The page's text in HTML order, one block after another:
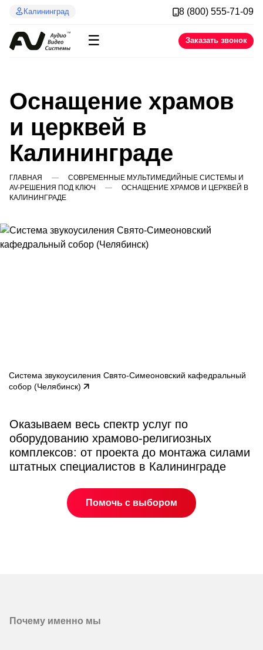
Калининград 8 (800) 555-71-09
☰ Заказать звонок
Оснащение храмов
и церквей в
Калининграде
ГЛАВНАЯ
СОВРЕМЕННЫЕ МУЛЬТИМЕДИЙНЫЕ СИСТЕМЫ И
AV-РЕШЕНИЯ ПОД КЛЮЧ
ОСНАЩЕНИЕ ХРАМОВ И ЦЕРКВЕЙ В
КАЛИНИНГРАДЕ
Cистема звукоусиления Свято-Симеоновский кафедральный
собор (Челябинск)
Оказываем весь спектр услуг по
оборудованию храмово-религиозных
комплексов: от проекта до монтажа силами
штатных специалистов в Калининграде
Помочь с выбором
Почему именно мы